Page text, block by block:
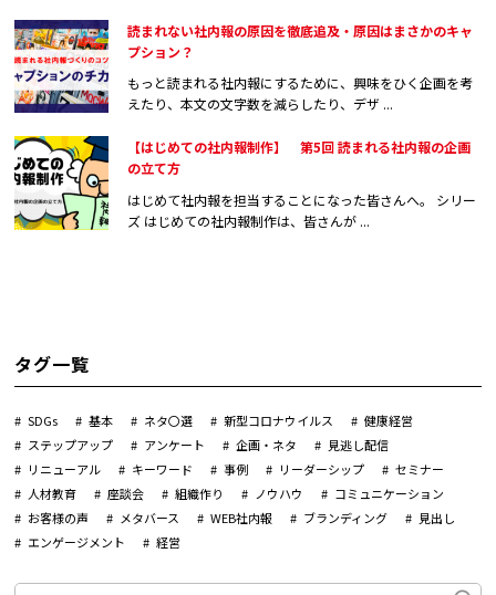
読まれない社内報の原因を徹底追及・原因はまさかのキャ
プション？
もっと読まれる社内報にするために、興味をひく企画を考
えたり、本文の文字数を減らしたり、デザ ...
【はじめての社内報制作】 第5回 読まれる社内報の企画
の立て方
はじめて社内報を担当することになった皆さんへ。 シリー
ズ はじめての社内報制作は、皆さんが ...
タグ一覧
SDGs 基本 ネタ〇選 新型コロナウイルス
健康経営
ステップアップ
アンケート 企画・ネタ
見逃し配信
リニューアル
キーワード 事例 リーダーシップ
セミナー
人材教育
座談会 組織作り ノウハウ
コミュニケーション
お客様の声
メタバース WEB社内報 ブランディング
見出し
エンゲージメント
経営